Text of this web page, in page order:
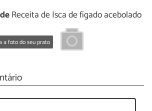
Receita de Isca de fígado acebolado
a foto do seu prato